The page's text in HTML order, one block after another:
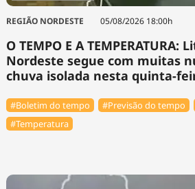
REGIÃO NORDESTE 05/08/2026 18:00h
O TEMPO E A TEMPERATURA:
Nordeste segue com muitas
chuva isolada nesta quinta-
#Boletim do tempo #Previsão do tempo
#Temperatura